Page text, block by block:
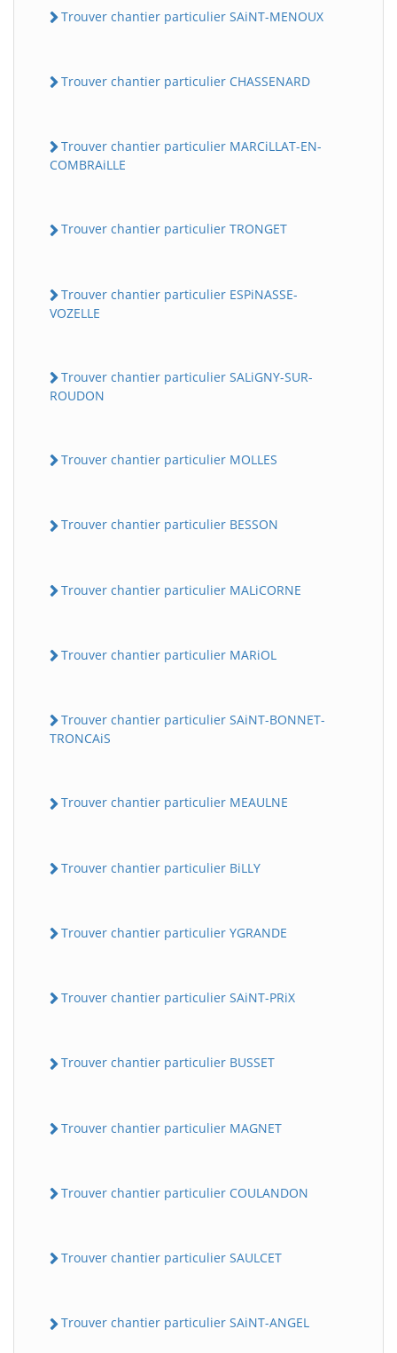
Trouver chantier particulier SAiNT-MENOUX
Trouver chantier particulier CHASSENARD
Trouver chantier particulier MARCiLLAT-EN-
COMBRAiLLE
Trouver chantier particulier TRONGET
Trouver chantier particulier ESPiNASSE-
VOZELLE
Trouver chantier particulier SALiGNY-SUR-
ROUDON
Trouver chantier particulier MOLLES
Trouver chantier particulier BESSON
Trouver chantier particulier MALiCORNE
Trouver chantier particulier MARiOL
Trouver chantier particulier SAiNT-BONNET-
TRONCAiS
Trouver chantier particulier MEAULNE
Trouver chantier particulier BiLLY
Trouver chantier particulier YGRANDE
Trouver chantier particulier SAiNT-PRiX
Trouver chantier particulier BUSSET
Trouver chantier particulier MAGNET
Trouver chantier particulier COULANDON
Trouver chantier particulier SAULCET
Trouver chantier particulier SAiNT-ANGEL